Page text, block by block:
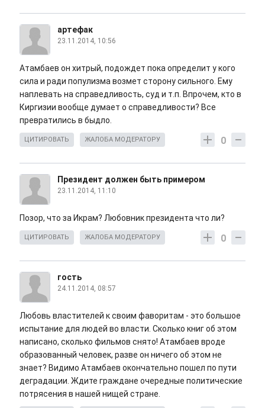
артефак
23.11.2014, 10:56
Атамбаев он хитрый, подождет пока определит у кого
сила и ради популизма возмет сторону сильного. Ему
наплевать на справедливость, суд и т.п. Впрочем, кто в
Киргизии вообще думает о справедливости? Все
превратились в быдло.
0
ЦИТИРОВАТЬ ЖАЛОБА МОДЕРАТОРУ
Президент должен быть примером
23.11.2014, 11:10
Позор, что за Икрам? Любовник президента что ли?
0
ЦИТИРОВАТЬ ЖАЛОБА МОДЕРАТОРУ
гость
24.11.2014, 08:57
Любовь властителей к своим фаворитам - это большое
испытание для людей во власти. Сколько книг об этом
написано, сколько фильмов снято! Атамбаев вроде
образованный человек, разве он ничего об этом не
знает? Видимо Атамбаев окончательно пошел по пути
деградации. Ждите граждане очередные политические
потрясения в нашей нищей стране.